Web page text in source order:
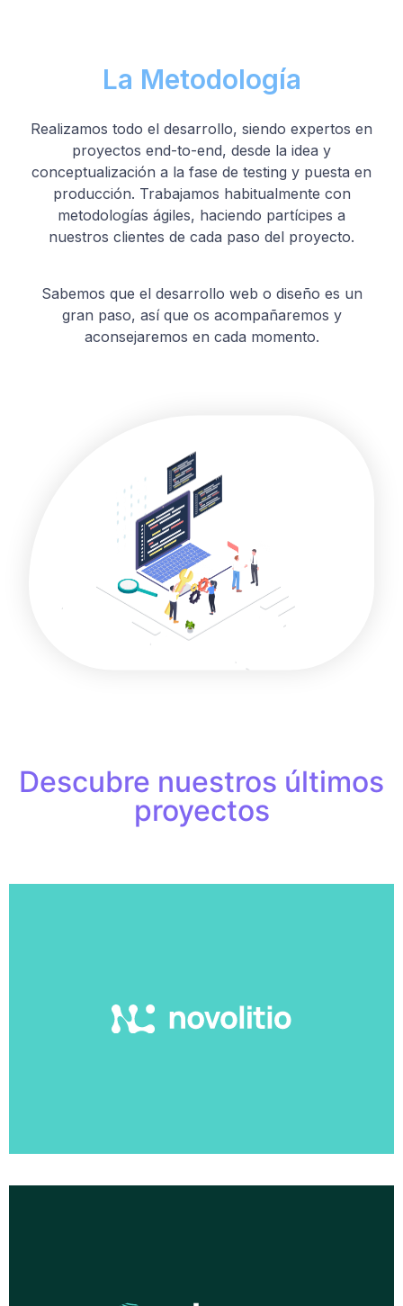
La Metodología
Realizamos todo el desarrollo, siendo expertos en
proyectos end-to-end, desde la idea y
conceptualización a la fase de testing y puesta en
producción. Trabajamos habitualmente con
metodologías ágiles, haciendo partícipes a
nuestros clientes de cada paso del proyecto.
Sabemos que el desarrollo web o diseño es un
gran paso, así que os acompañaremos y
aconsejaremos en cada momento.
Descubre nuestros últimos
proyectos